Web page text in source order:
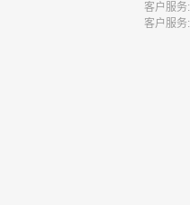
客户服务:
客户服务: